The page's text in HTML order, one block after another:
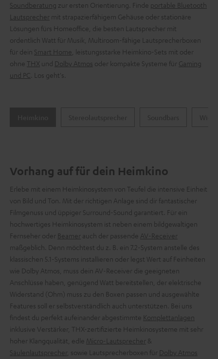
Soundberatung zur ersten Orientierung. Finde portable Bluetooth
Lautsprecher mit strapazierfähigem Gehäuse oder stationäre
Lösungen fürs Homeoffice, die besten Lautsprecher mit
ordentlich Watt für Musik, Multiroom-fähige Lautsprecherboxen
für dein Smart Home , leistungsstarke Heimkino-Sets mit oder
ohne THX und Dolby Atmos oder kompakte Systeme für Gaming
und PC
. Los geht's.
Vorhang auf für dein Heimkino
Erlebe mit einem Heimkinosystem von Teufel die intensive Einheit
von Bild und Ton. Mit der richtigen Anlage sind dir fantastischer
Filmgenuss und üppiger Surround-Sound garantiert. Für ein
hochwertiges Heimkinosystem ist neben einem bildgewaltigen
Fernseher oder Beamer auch der passende AV-Receiver
maßgeblich. Denn möchtest du z. B. ein 7.2-System anstelle des
klassischen 5.1-Systems installieren oder legst Wert auf Feinheiten
wie Dolby Atmos, muss dein AV-Receiver die geeigneten
Anschlüsse haben, genügend Watt bereitstellen, der elektrische
Widerstand (Ohm) muss zu den Boxen passen und ausgewählte
Features soll er selbstverständlich auch unterstützen. Bei uns
findest du perfekt aufeinander abgestimmte Komplettanlagen
inklusive Verstärker, THX-zertifizierte Heimkinosysteme mit sehr
hoher Klangqualität, edle Micro-Lautsprecher &
Säulenlautsprecher, sowie Lautsprecherboxen für Dolby Atmos